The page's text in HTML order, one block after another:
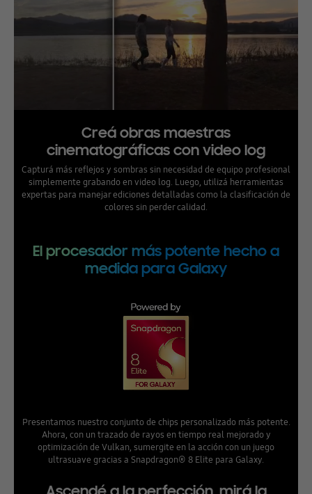
Creá obras maestras
cinematográficas con video log
Capturá más reflejos y sombras sin necesidad de equipo profesional
simplemente grabando en video log. Luego, utilizá herramientas
expertas para manejar ediciones detalladas como la clasificación de
colores sin perder calidad.
El procesador más potente hecho a
medida para Galaxy
Presentamos nuestro conjunto de chips personalizado más potente.
Ahora, con un trazado de rayos en tiempo real mejorado y
optimización de Vulkan, sumergite en la acción con un juego
ultrasuave gracias a Snapdragon® 8 Elite para Galaxy.